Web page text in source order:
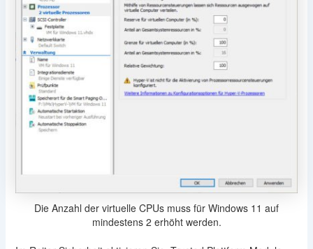
Die Anzahl der virtuelle CPUs muss für Windows 11 auf
mindestens 2 erhöht werden.